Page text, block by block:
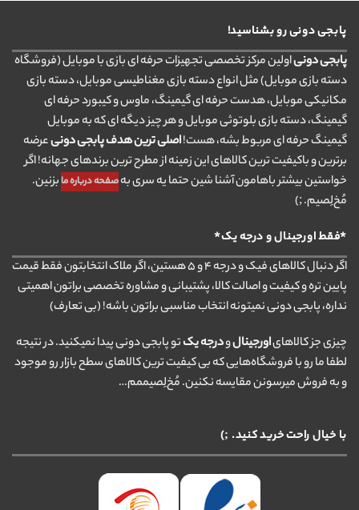
پابجی دونی رو بشناسید!
پابجی دونیاولین مرکز تخصصی تجهیزات حرفه ای بازی با موبایل (فروشگاه
دسته بازی موبایل) مثل انواع دسته بازی مغناطیسی موبایل، دسته بازی
مکانیکی موبایل، هدست حرفه ای گیمینگ، ماوس و کیبورد حرفه ای
گیمینگ، دسته بازی بلوتوثی موبایل و هر چیز دیگه ای که به موبایل
گیمینگ حرفه ای مربوط بشه، هست!اصلی ترین هدف پابجی دونیعرضه
برترین و باکیفیت ترین کالاهای این زمینه از مطرح ترین برندهای جهانه! اگر
خواستین بیشتر باهامون آشنا شین حتما یه سری بهصفحه درباره ما بزنین.
مُخ‌لِصیم. ;)
*فقط اورجینال و درجه یک*
اگر دنبال کالاهای فیک و درجه ۴ و ۵ هستین، اگر ملاک انتخابتون فقط قیمت
پایین تره و کیفیت و اصالت کالا، پشتیبانی و مشاوره تخصصی براتون اهمیتی
نداره، پابجی دونی نمیتونه انتخاب مناسبی براتون باشه! (بی تعارف)
چیزی جز کالاهایاورجینالودرجه یکتو پابجی دونی پیدا نمیکنید. در نتیجه
لطفا ما رو با فروشگاه‌هایی که بی کیفیت ترین کالاهای سطح بازار رو موجود
و به فروش میرسونن مقایسه نکنین. مُخ‌لِصیممم…
با خیال راحت خرید کنید. ;)